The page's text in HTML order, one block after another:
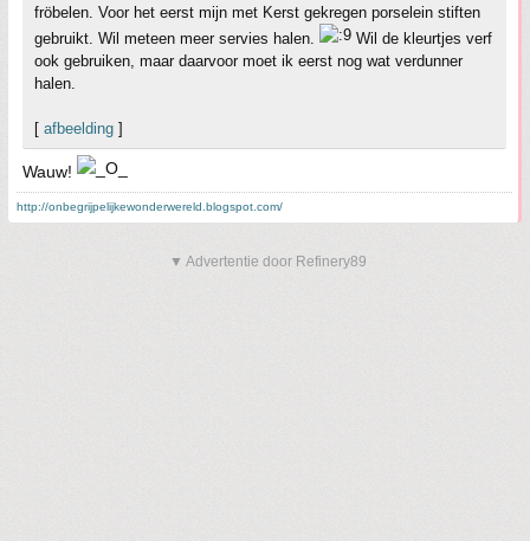
fröbelen. Voor het eerst mijn met Kerst gekregen porselein stiften
gebruikt. Wil meteen meer servies halen.
Wil de kleurtjes verf
ook gebruiken, maar daarvoor moet ik eerst nog wat verdunner
halen.
[ afbeelding ]
Wauw!
http://onbegrijpelijkewonderwereld.blogspot.com/
▼ Advertentie door Refinery89